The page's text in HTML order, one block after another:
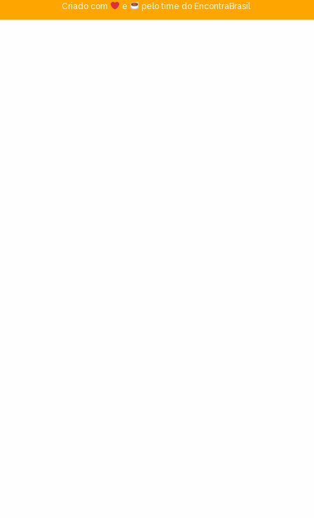
Criado com
e pelo time do EncontraBrasil